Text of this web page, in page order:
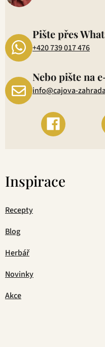
Pište přes
+420 739 017 476
Nebo pište na
info@cajova-
Inspirace
Recepty
Blog
Herbář
Novinky
Akce